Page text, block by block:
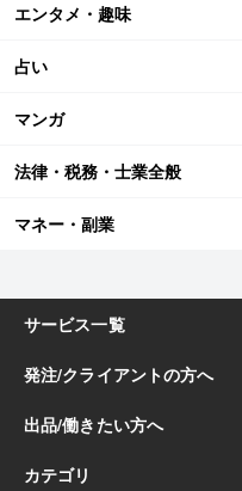
エンタメ・趣味
占い
マンガ
法律・税務・士業全般
マネー・副業